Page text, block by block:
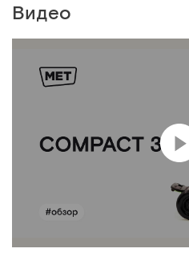
Видео